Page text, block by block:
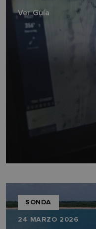
Ver Guía
SONDA
24 MARZO 2026